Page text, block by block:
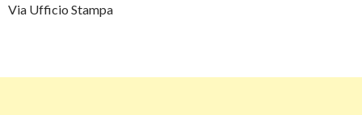
Via Ufficio Stampa